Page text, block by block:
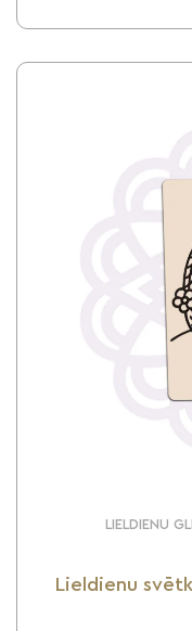
LIELDIENU
Lieldienu